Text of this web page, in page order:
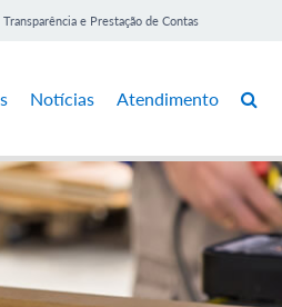
Transparência e Prestação de Contas
Notícias Atendimento